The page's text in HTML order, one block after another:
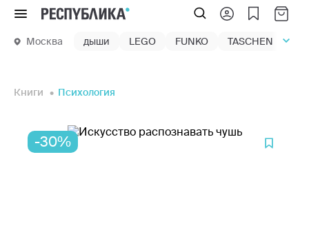
Меню
Москва дыши LEGO FUNKO TASCHEN
Книги Психология
-30%